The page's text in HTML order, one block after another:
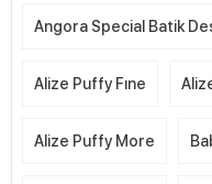
Angora Special Batik
Alize Puffy Fıne
Alize Puffy More